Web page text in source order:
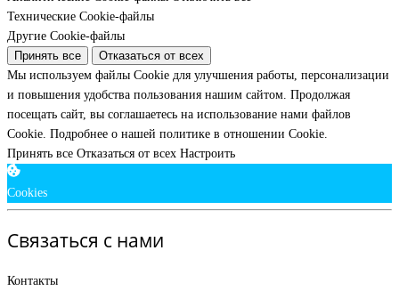
Технические Cookie-файлы
Другие Cookie-файлы
Принять все
Отказаться от всех
Мы используем файлы Cookie для улучшения работы, персонализации
и повышения удобства пользования нашим сайтом. Продолжая
посещать сайт, вы соглашаетесь на использование нами файлов
Cookie. Подробнее о нашей политике в отношении Cookie.
Принять все Отказаться от всех Настроить
Cookies
Связаться с нами
Контакты